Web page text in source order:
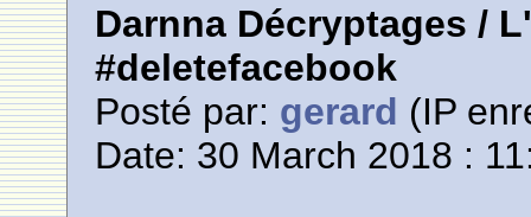
Darnna Décryptages /
#deletefacebook
Posté par: gerard (IP
Date: 30 March 2018 :